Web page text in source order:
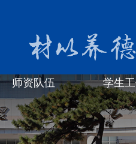
师资队伍 学生